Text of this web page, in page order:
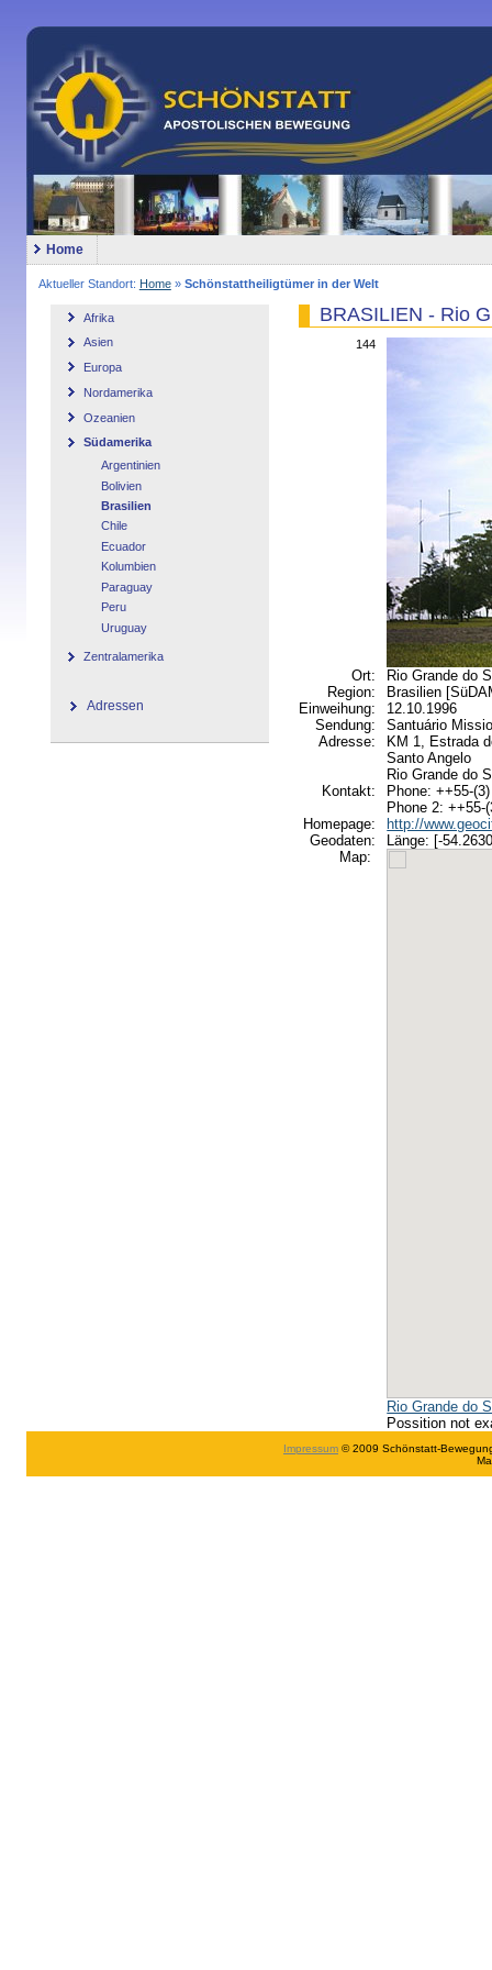
Home
Aktueller Standort: Home» Schönstattheiligtümer in der Welt
Afrika
Asien
Europa
Nordamerika
Ozeanien
Südamerika
Argentinien
Bolivien
Brasilien
Chile
Ecuador
Kolumbien
Paraguay
Peru
Uruguay
Zentralamerika
Adressen
BRASILIEN - Rio
144
Ort:
Rio Grande do
Region:
Brasilien
Einweihung:
12.10.1996
Sendung:
Santuário
Adresse:
KM 1, Estrada
Santo Angelo
Rio Grande do
Kontakt:
Phone: ++55-
Phone 2: ++55-
Homepage:
http://
Geodaten:
Länge: [-
Map:
Rio Grande do
Possition not
Impressum © 2009 Schönstatt-